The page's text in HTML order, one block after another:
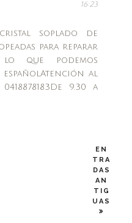
16:23
soplado de
para reparar
lo que podemos
al
9.30 a
EN
TRA
DAS
AN
TIG
UAS